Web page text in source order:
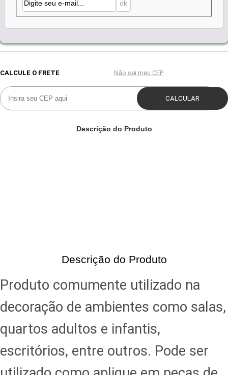
Descrição do Produto
Descrição do Produto
Produto comumente utilizado na
decoração de ambientes como salas,
quartos adultos e infantis,
escritórios, entre outros. Pode ser